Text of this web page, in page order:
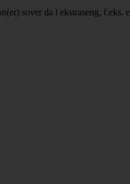
sover da i ekstraseng, f.eks.